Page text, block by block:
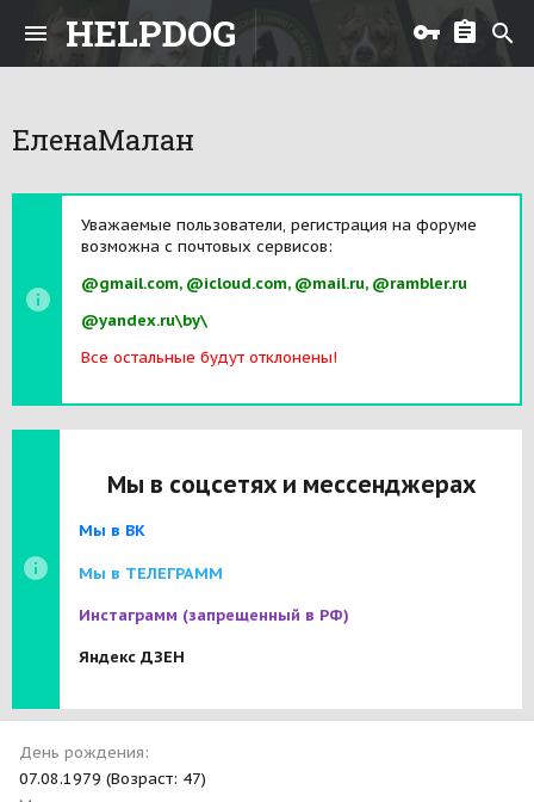
HELPDOG
ЕленаМалан
Уважаемые пользователи, регистрация на форуме
возможна с почтовых сервисов:
@gmail.com, @icloud.com, @mail.ru, @rambler.ru
@yandex.ru\by\
Все остальные будут отклонены!
Мы в соцсетях и мессенджерах
Мы в ВК
Мы в ТЕЛЕГРАММ
Инстаграмм (запрещенный в РФ)
Яндекс ДЗЕН
День рождения
07.08.1979 (Возраст: 47)